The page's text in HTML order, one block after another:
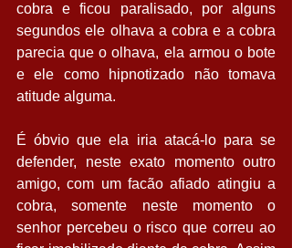
cobra e ficou paralisado, por alguns
segundos ele olhava a cobra e a cobra
parecia que o olhava, ela armou o bote
e ele como hipnotizado não tomava
atitude alguma.
É óbvio que ela iria atacá-lo para se
defender, neste exato momento outro
amigo, com um facão afiado atingiu a
cobra, somente neste momento o
senhor percebeu o risco que correu ao